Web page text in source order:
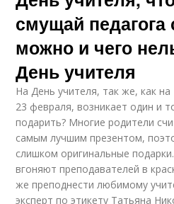
смущай педагога
можно и чего
День учителя
На День учителя, так же, как
23 февраля, возникает один и
подарить? Многие родители
самым лучшим презентом,
слишком оригинальные
вгоняют преподавателей в
же преподнести любимому
эксперт по этикету Татьяна